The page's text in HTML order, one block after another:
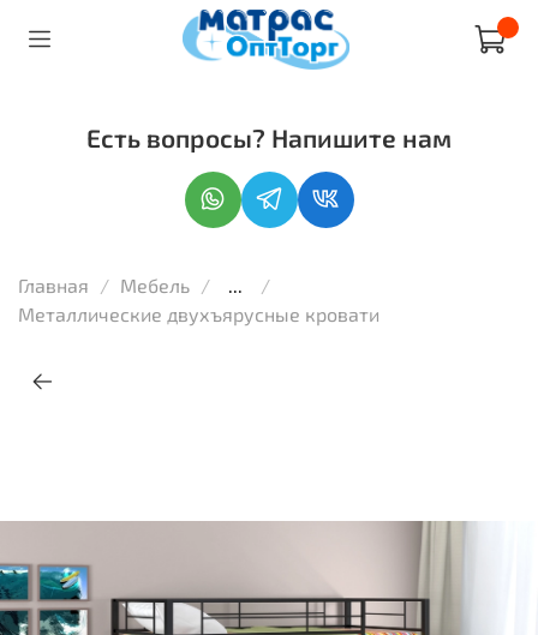
Главная Мебель
Металлические двухъярусные кровати
Есть вопросы? Напишите нам